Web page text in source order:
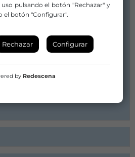
CULTURALES
pulsando el botón "Rechazar" y
el botón "Configurar".
Rechazar Configurar
by Redescena